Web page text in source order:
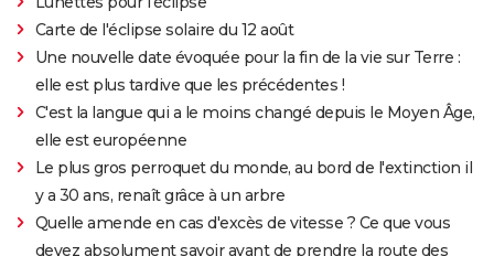
Carte de l'éclipse solaire du 12 août
Une nouvelle date évoquée pour la fin de la vie sur Terre :
elle est plus tardive que les précédentes !
C'est la langue qui a le moins changé depuis le Moyen Âge,
elle est européenne
Le plus gros perroquet du monde, au bord de l'extinction il
y a 30 ans, renaît grâce à un arbre
Quelle amende en cas d'excès de vitesse ? Ce que vous
devez absolument savoir avant de prendre la route des